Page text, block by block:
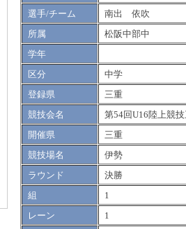
選手/チーム
南出 依吹
所属
松阪中部中
学年
区分
中学
登録県
三重
競技会名
第54回U16陸上競
開催県
三重
競技場名
伊勢
ラウンド
決勝
組
1
レーン
1